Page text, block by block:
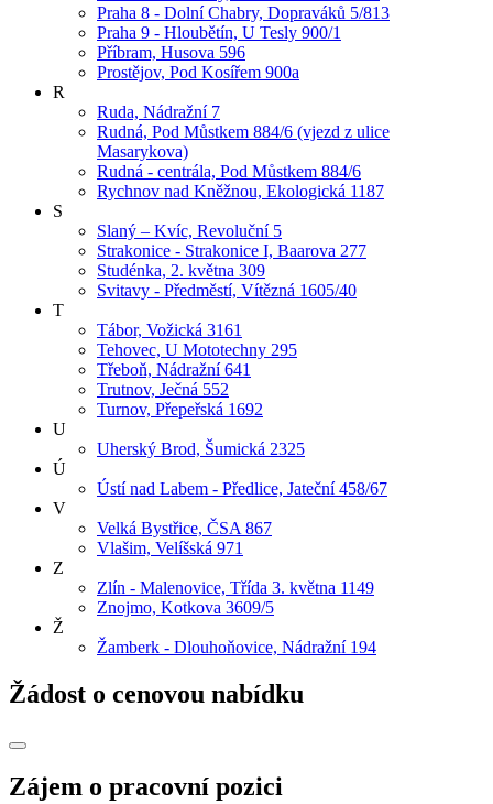
Praha 8 - Dolní Chabry, Dopraváků 5/813
Praha 9 - Hloubětín, U Tesly 900/1
Příbram, Husova 596
Prostějov, Pod Kosířem 900a
R
Ruda, Nádražní 7
Rudná, Pod Můstkem 884/6 (vjezd z ulice
Masarykova)
Rudná - centrála, Pod Můstkem 884/6
Rychnov nad Kněžnou, Ekologická 1187
S
Slaný – Kvíc, Revoluční 5
Strakonice - Strakonice I, Baarova 277
Studénka, 2. května 309
Svitavy - Předměstí, Vítězná 1605/40
T
Tábor, Vožická 3161
Tehovec, U Mototechny 295
Třeboň, Nádražní 641
Trutnov, Ječná 552
Turnov, Přepeřská 1692
U
Uherský Brod, Šumická 2325
Ú
Ústí nad Labem - Předlice, Jateční 458/67
V
Velká Bystřice, ČSA 867
Vlašim, Velíšská 971
Z
Zlín - Malenovice, Třída 3. května 1149
Znojmo, Kotkova 3609/5
Ž
Žamberk - Dlouhoňovice, Nádražní 194
Žádost o cenovou nabídku
Zájem o pracovní pozici